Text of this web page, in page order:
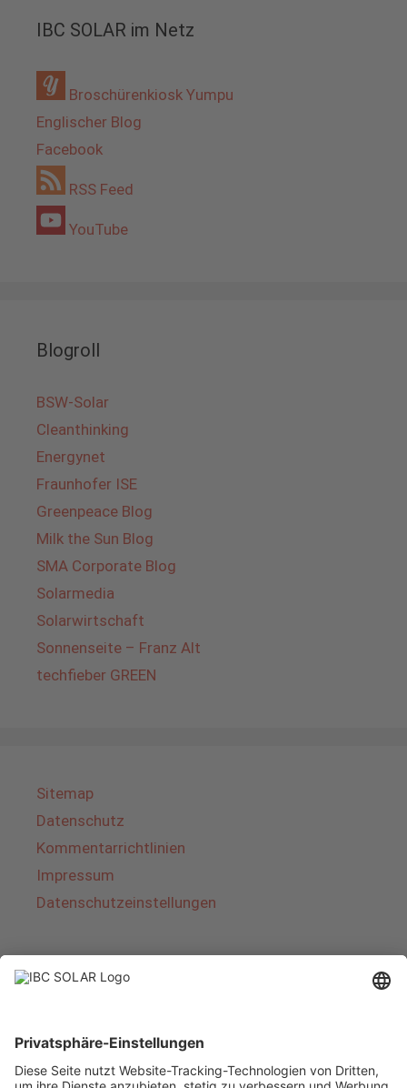
IBC SOLAR im Netz
Broschürenkiosk Yumpu
Englischer Blog
Facebook
RSS Feed
YouTube
Blogroll
BSW-Solar
Cleanthinking
Energynet
Fraunhofer ISE
Greenpeace Blog
Milk the Sun Blog
SMA Corporate Blog
Solarmedia
Solarwirtschaft
Sonnenseite – Franz Alt
techfieber GREEN
Sitemap
Datenschutz
Kommentarrichtlinien
Impressum
Datenschutzeinstellungen
Über IBC SOLAR
von Energielösungen und Dienstleistungen im
Bereich Photovoltaik und Speicher. Das